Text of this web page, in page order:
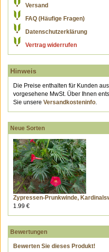
Versand
FAQ (Häufige Fragen)
Datenschutzerklärung
Vertrag widerrufen
Hinweis
Die Preise enthalten für Kunden
vorgesehene MwSt. Über Ihnen
Sie unsere Versandkosteninfo.
Neue Sorten
Zypressen-Prunkwinde,
1.99 €
Bewertungen
Bewerten Sie dieses Produkt!